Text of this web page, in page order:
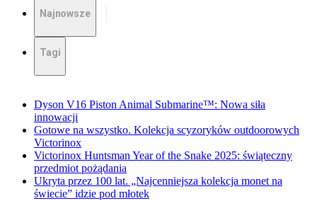
Najnowsze
Tagi
Dyson V16 Piston Animal Submarine™: Nowa siła
innowacji
Gotowe na wszystko. Kolekcja scyzoryków outdoorowych
Victorinox
Victorinox Huntsman Year of the Snake 2025: świąteczny
przedmiot pożądania
Ukryta przez 100 lat. „Najcenniejsza kolekcja monet na
świecie” idzie pod młotek